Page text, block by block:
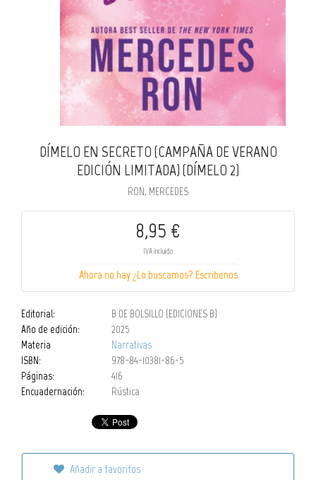
DÍMELO EN SECRETO (CAMPAÑA DE VERANO
EDICIÓN LIMITADA) (DÍMELO 2)
RON, MERCEDES
8,95 €
IVA incluido
Ahora no hay ¿Lo buscamos? Escribenos
Editorial:
B DE BOLSILLO (EDICIONES B)
Año de edición:
2025
Materia
Narrativas
ISBN:
978-84-10381-86-5
Páginas:
416
Encuadernación:
Rústica
Añadir a favoritos